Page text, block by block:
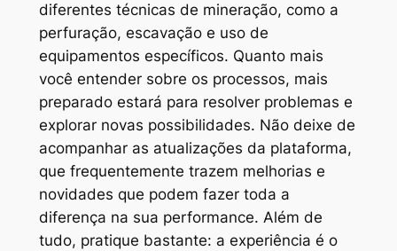
diferentes técnicas de mineração, como a
perfuração, escavação e uso de
equipamentos específicos. Quanto mais
você entender sobre os processos, mais
preparado estará para resolver problemas e
explorar novas possibilidades. Não deixe de
acompanhar as atualizações da plataforma,
que frequentemente trazem melhorias e
novidades que podem fazer toda a
diferença na sua performance. Além de
tudo, pratique bastante: a experiência é o